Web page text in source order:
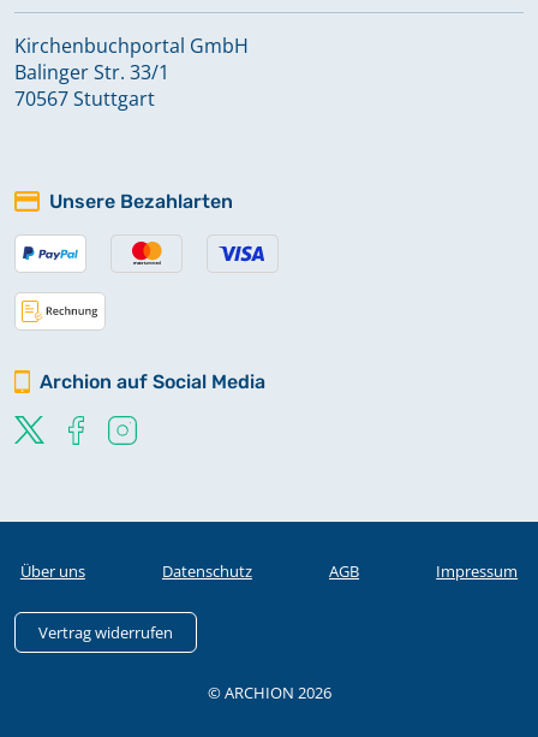
Kirchenbuchportal GmbH
Balinger Str. 33/1
70567 Stuttgart
Unsere Bezahlarten
Archion auf Social Media
Über uns Datenschutz AGB Impressum
Vertrag widerrufen
© ARCHION 2026